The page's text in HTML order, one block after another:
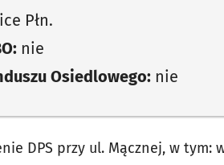
Płn.
nie
Osiedlowego: nie
DPS przy ul. Mącznej, w tym: